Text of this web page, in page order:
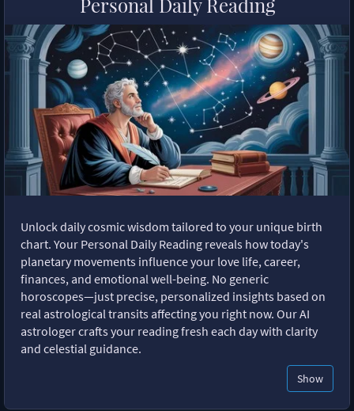
Unlock daily cosmic wisdom tailored to your unique birth
chart. Your Personal Daily Reading reveals how today's
planetary movements influence your love life, career,
finances, and emotional well-being. No generic
horoscopes—just precise, personalized insights based on
real astrological transits affecting you right now. Our AI
astrologer crafts your reading fresh each day with clarity
and celestial guidance.
Show